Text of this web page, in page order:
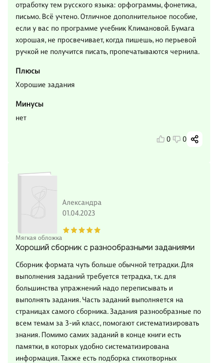
отработку тем русского языка: орфограммы, фонетика,
письмо. Всё учтено. Отличное дополнительное пособие,
если у вас по программе учебник Климановой. Бумага
хорошая, не просвечивает, когда пишешь, но перьевой
ручкой не получится писать, пропечатываются чернила.
Плюсы
Хорошие задания
Минусы
нет
0 0
Мягкая обложка
Александра
01.04.2023
Хороший сборник с разнообразными заданиями
Сборник формата чуть больше обычной тетрадки. Для
выполнения заданий требуется тетрадка, т.к. для
большинства упражнений надо переписывать и
выполнять задания. Часть заданий выполняется на
страницах самого сборника. Задания разнообразные по
всем темам за 3-ий класс, помогают систематизировать
знания. Помимо самих заданий в конце книги есть
памятки, в которых удобно систематизирована
информация. Также есть подборка стихотворных